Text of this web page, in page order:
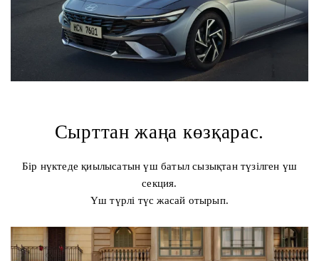
Сырттан жаңа көзқарас.
Бір нүктеде қиылысатын үш батыл сызықтан түзілген үш
секция.
Үш түрлі түс жасай отырып.